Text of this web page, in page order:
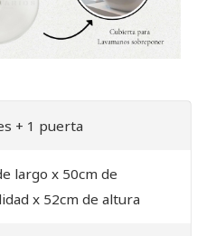
+ 1 puerta
largo x 50cm de
x 52cm de altura